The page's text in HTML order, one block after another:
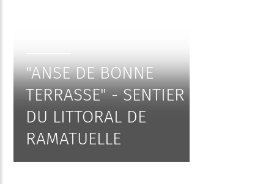
"ANSE DE BONNE
TERRASSE" - SENTIER
DU LITTORAL DE
RAMATUELLE